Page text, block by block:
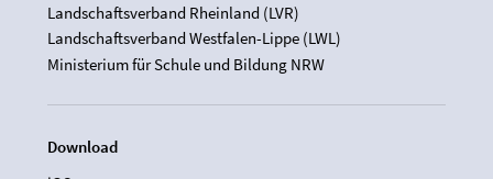
Landschaftsverband Rheinland (LVR)
Landschaftsverband Westfalen-Lippe (LWL)
Ministerium für Schule und Bildung NRW
Download